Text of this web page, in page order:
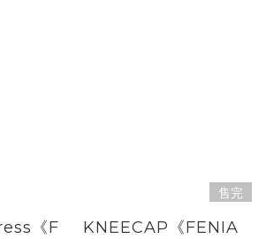
《F
售完
KNEECAP《FENIA